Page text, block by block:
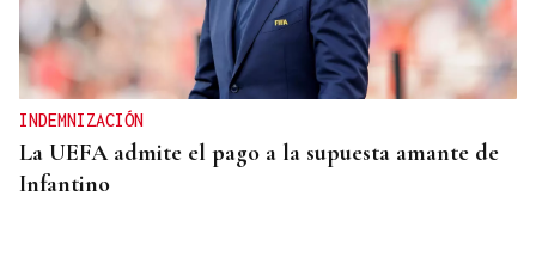
INDEMNIZACIÓN
La UEFA admite el pago a la supuesta amante de
Infantino